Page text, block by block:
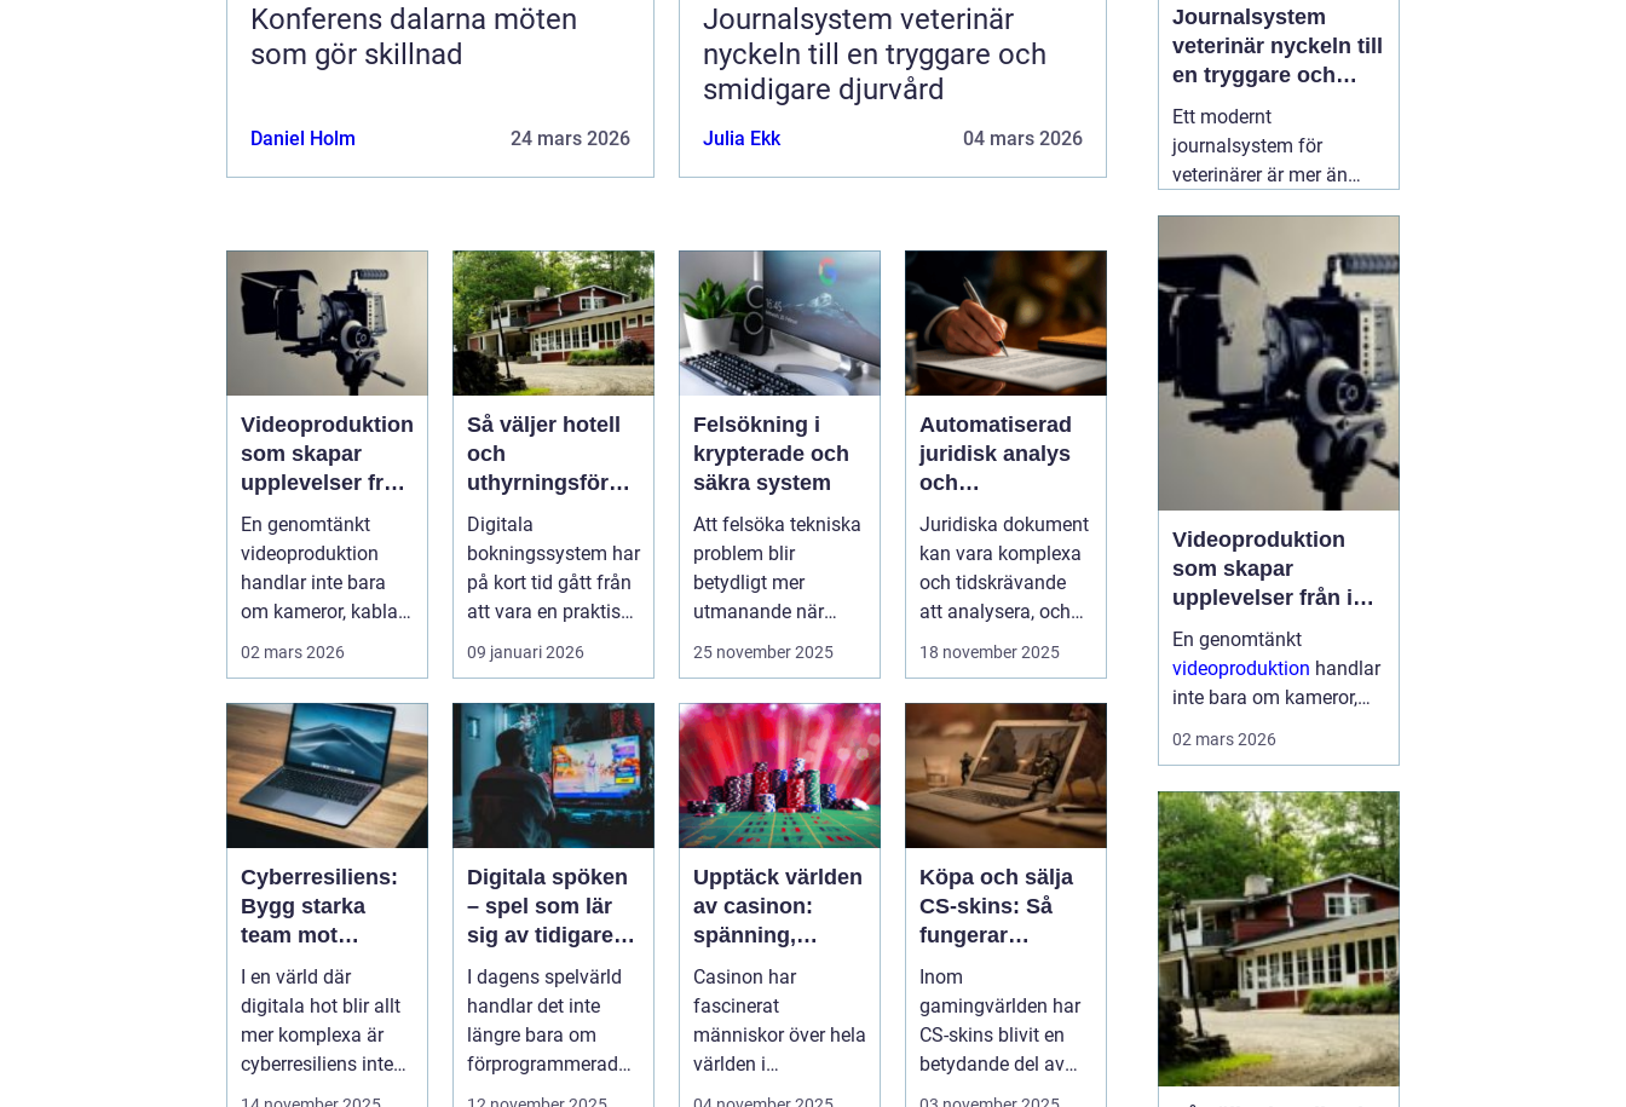
Konferens dalarna möten
som gör skillnad
Daniel Holm 24 mars 2026
Journalsystem veterinär
nyckeln till en tryggare och
smidigare djurvård
Julia Ekk 04 mars 2026
Videoproduktion
som skapar
upplevelser från
idé till färdig
sändning
En genomtänkt
videoproduktion
handlar inte bara
om kameror, kablar
02 mars 2026
Så väljer hotell
och
uthyrningsföreta
g rätt
bokningssystem
Digitala
bokningssystem har
på kort tid gått från
att vara en praktisk
detalj till...
09 januari 2026
Felsökning i
krypterade och
säkra system
Att felsöka tekniska
problem blir
betydligt mer
utmanande när
system är
25 november 2025
Automatiserad
juridisk analys
och
kontraktsgransk
ning
Juridiska dokument
kan vara komplexa
och tidskrävande
att analysera, och
felaktigheter eller
18 november 2025
Cyberresiliens:
Bygg starka
team mot
digitala hot
I en värld där
digitala hot blir allt
mer komplexa är
cyberresiliens inte
Digitala spöken
– spel som lär
sig av tidigare
spelare
I dagens spelvärld
handlar det inte
längre bara om
förprogrammerade
banor och fasta m...
Upptäck världen
av casinon:
spänning,
strategi och tur
Casinon har
fascinerat
människor över hela
världen i
århundraden. Dessa
Köpa och sälja
CS-skins: Så
fungerar
marknaden
Inom
gamingvärlden har
CS-skins blivit en
betydande del av
spelupplevelsen för
Journalsystem
veterinär nyckeln till
en tryggare och
smidigare djurvård
Ett modernt
journalsystem för
veterinärer är mer än
patienter ökar och
kraven på
dokumentation skärps,
blir ett genomtänkt
system avgörande för
både kvalitet och
arbetsmiljö. Ett bra04
Videoproduktion
som skapar
upplevelser från idé
till färdig sändning
En genomtänkt
videoproduktion handlar
inte bara om kameror,
människor minns.
Oavsett om det gäller en
konferens, konsert,
mässa eller ett ...
02 mars 2026